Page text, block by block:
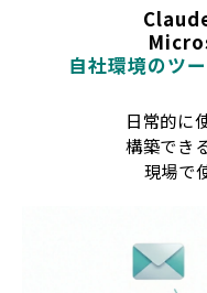
自社環境のツ
日常的に
構築でき
現場で